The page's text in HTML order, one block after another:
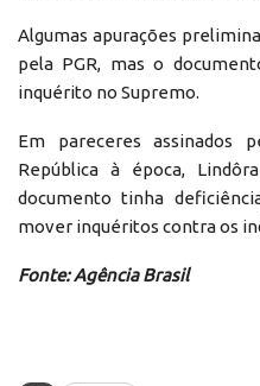
Algumas apurações
pela PGR, mas o
inquérito no Supremo.
Em pareceres assinados
República à época,
documento tinha
mover inquéritos contra os
Fonte: Agência Brasil